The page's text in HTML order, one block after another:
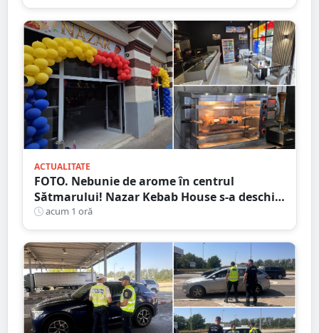
ACTUALITATE
FOTO. Nebunie de arome în centrul
Sătmarului! Nazar Kebab House s-a deschis
cu șaorma la 20 de lei
acum 1 oră